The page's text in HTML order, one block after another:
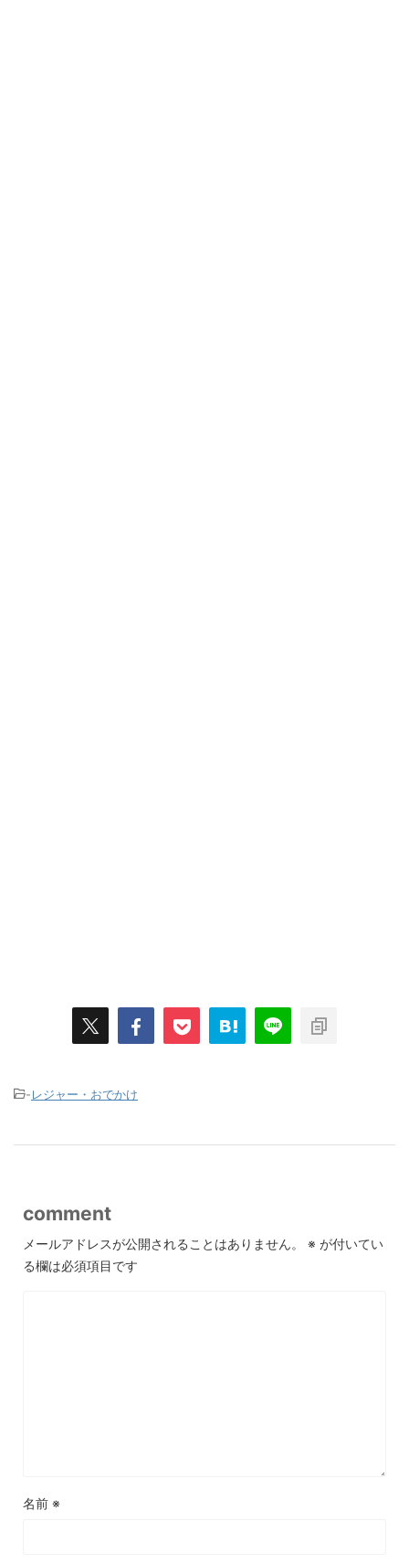
-レジャー・おでかけ
comment
メールアドレスが公開されることはありません。 ※ が付いてい
る欄は必須項目です
名前 ※